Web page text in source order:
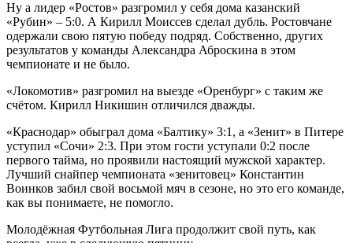
Ну а лидер «Ростов» разгромил у себя дома казанский
«Рубин» – 5:0. А Кирилл Моиссев сделал дубль. Ростовчане
одержали свою пятую победу подряд. Собственно, других
результатов у команды Александра Аброскина в этом
чемпионате и не было.
«Локомотив» разгромил на выезде «Оренбург» с таким же
счётом. Кирилл Никишин отличился дважды.
«Краснодар» обыграл дома «Балтику» 3:1, а «Зенит» в Питере
уступил «Сочи» 2:3. При этом гости уступали 0:2 после
первого тайма, но проявили настоящий мужской характер.
Лучший снайпер чемпионата «зенитовец» Константин
Воинков забил свой восьмой мяч в сезоне, но это его команде,
как вы понимаете, не помогло.
Молодёжная Футбольная Лига продолжит свой путь, как